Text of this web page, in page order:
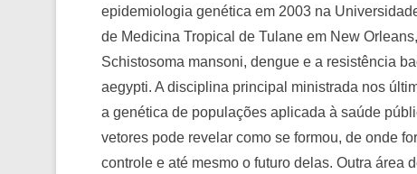
epidemiologia genética em 2003 na
de Medicina Tropical de Tulane em New
Schistosoma mansoni, dengue e a resistência
aegypti. A disciplina principal ministrada nos
a genética de populações aplicada à saúde
vetores pode revelar como se formou, de onde
controle e até mesmo o futuro delas. Outra área